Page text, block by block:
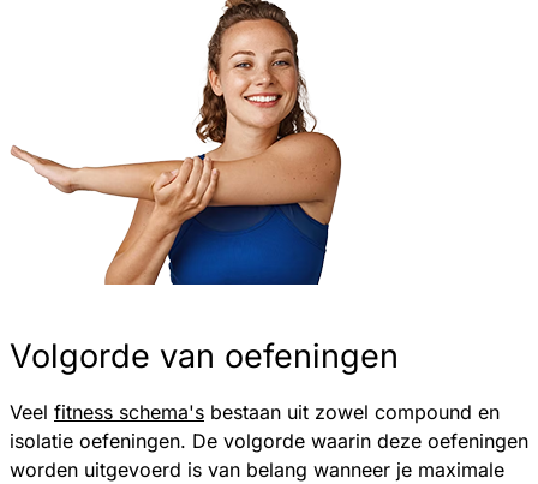
Volgorde van oefeningen
Veel fitness schema's bestaan uit zowel compound en
isolatie oefeningen. De volgorde waarin deze oefeningen
worden uitgevoerd is van belang wanneer je maximale